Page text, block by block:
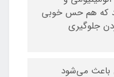
که هم حس خوبی
جلوگیری
باعث می‌شود